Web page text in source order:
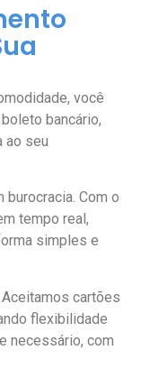
você
bancário,
ao seu
Com o
tempo real,
simples e
Aceitamos cartões
flexibilidade
necessário, com